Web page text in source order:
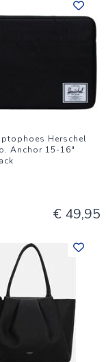
Herschel
Anchor 15-16"
€ 49,95